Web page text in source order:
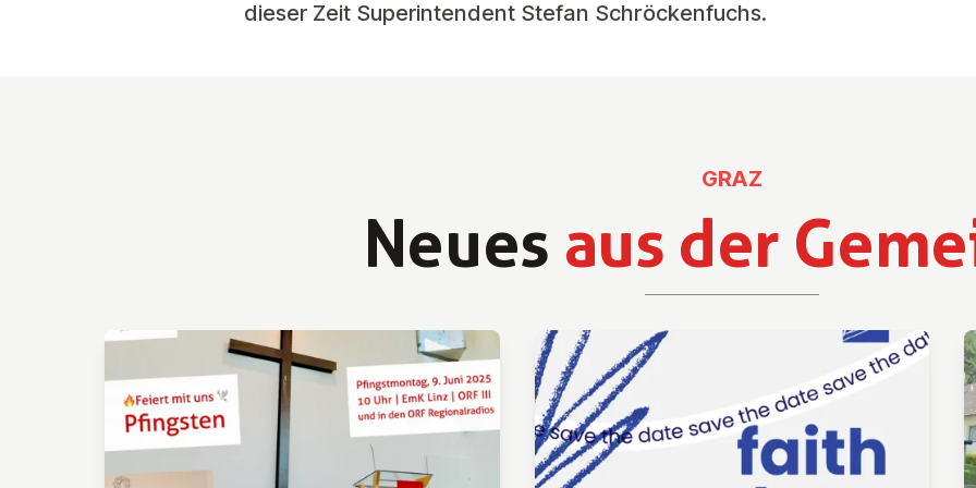
dieser Zeit Superintendent Stefan Schröckenfuchs.
Neues aus der
GRAZ